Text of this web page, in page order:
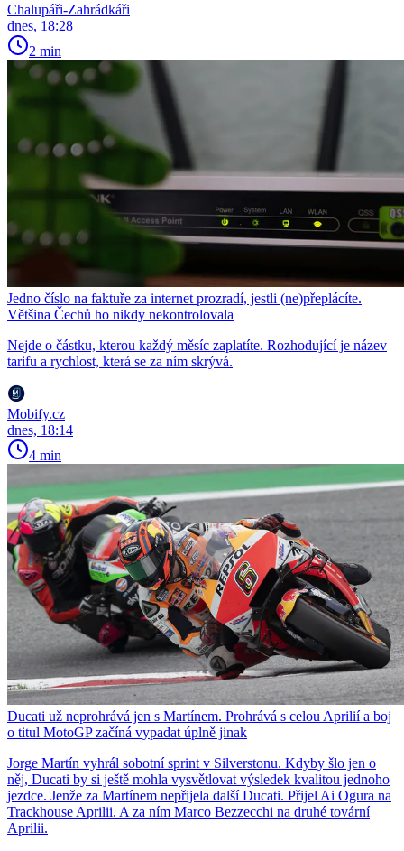
Chalupáři-Zahrádkáři
dnes, 18:28
2 min
Jedno číslo na faktuře za internet prozradí, jestli (ne)přeplácíte.
Většina Čechů ho nikdy nekontrolovala
Nejde o částku, kterou každý měsíc zaplatíte. Rozhodující je název
tarifu a rychlost, která se za ním skrývá.
Mobify.cz
dnes, 18:14
4 min
Ducati už neprohrává jen s Martínem. Prohrává s celou Aprilií a boj
o titul MotoGP začíná vypadat úplně jinak
Jorge Martín vyhrál sobotní sprint v Silverstonu. Kdyby šlo jen o
něj, Ducati by si ještě mohla vysvětlovat výsledek kvalitou jednoho
jezdce. Jenže za Martínem nepřijela další Ducati. Přijel Ai Ogura na
Trackhouse Aprilii. A za ním Marco Bezzecchi na druhé tovární
Aprilii.